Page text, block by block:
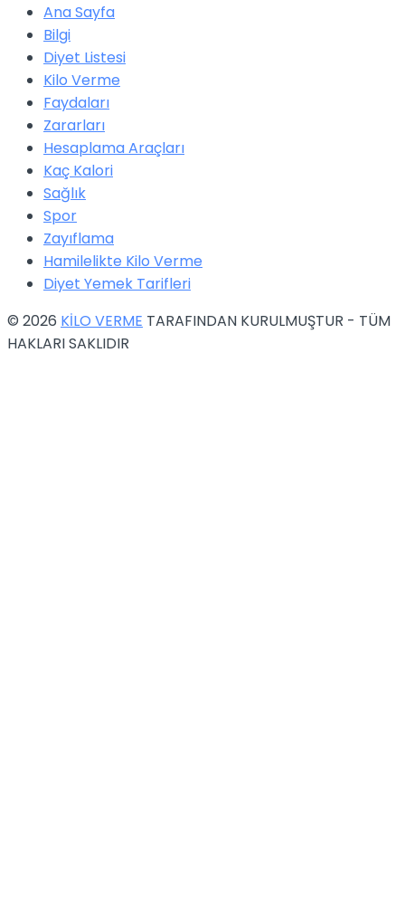
Ana Sayfa
Bilgi
Diyet Listesi
Kilo Verme
Faydaları
Zararları
Hesaplama Araçları
Kaç Kalori
Sağlık
Spor
Zayıflama
Hamilelikte Kilo Verme
Diyet Yemek Tarifleri
© 2026 KİLO VERME TARAFINDAN KURULMUŞTUR - TÜM
HAKLARI SAKLIDIR